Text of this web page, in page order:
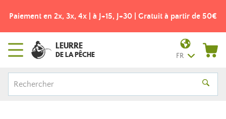
Paiement en 2x, 3x, 4x | à J+15, J+30 | Gratuit à partir de 50€
LEURRE
DE LA PÊCHE FR